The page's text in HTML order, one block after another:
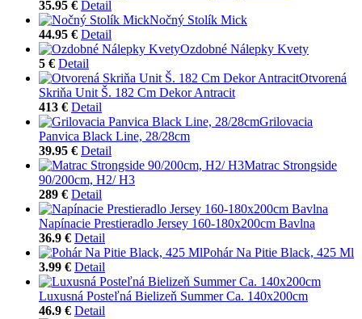
35.95 € Detail
Nočný Stolík Mick
44.95 € Detail
Ozdobné Nálepky Kvety
5 € Detail
Otvorená
Skriňa Unit Š. 182 Cm Dekor Antracit
413 € Detail
Grilovacia
Panvica Black Line, 28/28cm
39.95 € Detail
Matrac Strongside
90/200cm, H2/ H3
289 € Detail
Napínacie Prestieradlo Jersey 160-180x200cm Bavlna
36.9 € Detail
Pohár Na Pitie Black, 425 Ml
3.99 € Detail
Luxusná Posteľná Bielizeň Summer Ca. 140x200cm
46.9 € Detail